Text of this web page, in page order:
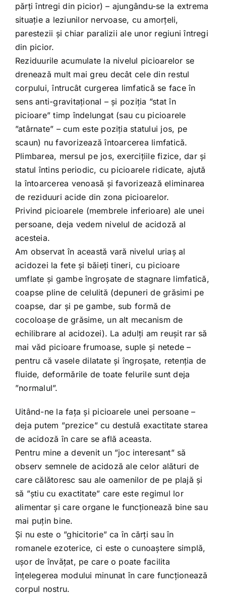
părți întregi din picior) – ajungându-se la extrema
situație a leziunilor nervoase, cu amorțeli,
parestezii și chiar paralizii ale unor regiuni întregi
din picior.
Reziduurile acumulate la nivelul picioarelor se
drenează mult mai greu decât cele din restul
corpului, întrucât curgerea limfatică se face în
sens anti-gravitațional – și poziția ”stat în
picioare” timp îndelungat (sau cu picioarele
”atârnate” – cum este poziția statului jos, pe
scaun) nu favorizează întoarcerea limfatică.
Plimbarea, mersul pe jos, exercițiile fizice, dar și
statul întins periodic, cu picioarele ridicate, ajută
la întoarcerea venoasă și favorizează eliminarea
de reziduuri acide din zona picioarelor.
Privind picioarele (membrele inferioare) ale unei
persoane, deja vedem nivelul de acidoză al
acesteia.
Am observat în această vară nivelul uriaș al
acidozei la fete și băieți tineri, cu picioare
umflate și gambe îngroșate de stagnare limfatică,
coapse pline de celulită (depuneri de grăsimi pe
coapse, dar și pe gambe, sub formă de
cocoloașe de grăsime, un alt mecanism de
echilibrare al acidozei). La adulți am reușit rar să
mai văd picioare frumoase, suple și netede –
pentru că vasele dilatate și îngroșate, retenția de
fluide, deformările de toate felurile sunt deja
”normalul”.
Uitând-ne la fața și picioarele unei persoane –
deja putem ”prezice” cu destulă exactitate starea
de acidoză în care se află aceasta.
Pentru mine a devenit un ”joc interesant” să
observ semnele de acidoză ale celor alături de
care călătoresc sau ale oamenilor de pe plajă și
să ”știu cu exactitate” care este regimul lor
alimentar și care organe le funcționează bine sau
mai puțin bine.
Și nu este o ”ghicitorie” ca în cărți sau în
romanele ezoterice, ci este o cunoaștere simplă,
ușor de învățat, pe care o poate facilita
înțelegerea modului minunat în care funcționează
corpul nostru.